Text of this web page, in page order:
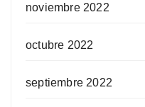
noviembre 2022
octubre 2022
septiembre 2022